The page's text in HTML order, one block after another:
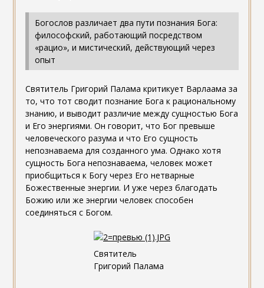
Богослов различает два пути познания Бога:
философский, работающий посредством
«рацио», и мистический, действующий через
опыт
Святитель Григорий Палама критикует Варлаама за
то, что тот сводит познание Бога к рациональному
знанию, и выводит различие между сущностью Бога
и Его энергиями. Он говорит, что Бог превыше
человеческого разума и что Его сущность
непознаваема для созданного ума. Однако хотя
сущность Бога непознаваема, человек может
приобщиться к Богу через Его нетварные
Божественные энергии. И уже через благодать
Божию или же энергии человек способен
соединяться с Богом.
Святитель
Григорий Палама